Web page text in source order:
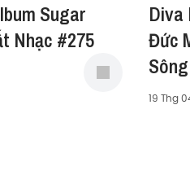
Sugar
Nhạc #275
Diva
Đức
19 Thg